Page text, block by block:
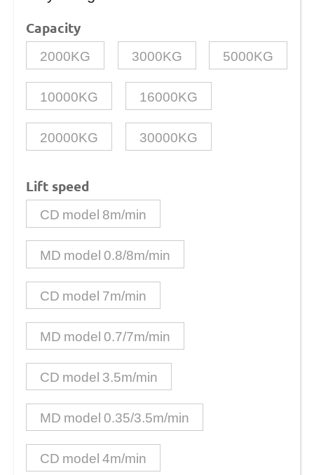
Capacity
2000KG 3000KG 5000KG
10000KG 16000KG
20000KG 30000KG
Lift speed
CD model 8m/min
MD model 0.8/8m/min
CD model 7m/min
MD model 0.7/7m/min
CD model 3.5m/min
MD model 0.35/3.5m/min
CD model 4m/min